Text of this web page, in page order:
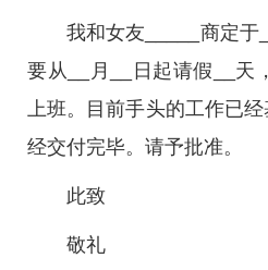
我和女友_____商定于
要从__月__日起请假__天
上班。目前手头的工作已
经交付完毕。请予批准。
此致
敬礼